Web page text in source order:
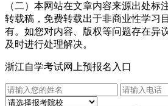
（二）本网站在文章内容来源出处标
转载稿，免费转载出于非商业性学习
有。如您对内容、版权等问题存在异
及时进行处理解决。
浙江自学考试网上预报名入口